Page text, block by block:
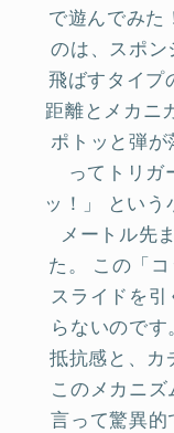
で遊んでみた
のは、スポン
飛ばすタイプ
距離とメカニ
ポトッと弾が
ってトリガ
ッ！」 という
メートル先
た。 この「
スライドを引
らないので
抵抗感と、カ
このメカニ
言って驚異的